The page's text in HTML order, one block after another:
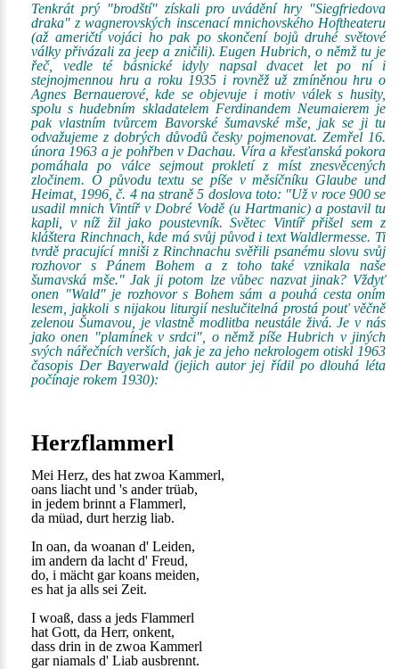
Tenkrát prý "brodští" získali pro uvádění hry "Siegfriedova
draka" z wagnerovských inscenací mnichovského Hoftheateru
(až američtí vojáci ho pak po skončení bojů druhé světové
války přivázali za jeep a zničili). Eugen Hubrich, o němž tu je
řeč, vedle té básnické idyly napsal dvacet let po ní i
stejnojmennou hru a roku 1935 i rovněž už zmíněnou hru o
Agnes Bernauerové, kde se objevuje i motiv válek s husity,
spolu s hudebním skladatelem Ferdinandem Neumaierem je
pak vlastním tvůrcem Bavorské šumavské mše, jak se ji tu
odvažujeme z dobrých důvodů česky pojmenovat. Zemřel 16.
února 1963 a je pohřben v Dachau. Víra a křesťanská pokora
pomáhala po válce sejmout prokletí z míst znesvěcených
zločinem. O původu textu se píše v měsíčníku Glaube und
Heimat, 1996, č. 4 na straně 5 doslova toto: "Už v roce 900 se
usadil mnich Vintíř v Dobré Vodě (u Hartmanic) a postavil tu
kapli, v níž žil jako poustevník. Světec Vintíř přišel sem z
kláštera Rinchnach, kde má svůj původ i text Waldlermesse. Ti
tvrdě pracující mniši z Rinchnachu svěřili psanému slovu svůj
rozhovor s Pánem Bohem a z toho také vznikala naše
šumavská mše." Jak ji potom lze vůbec nazvat jinak? Vždyť
onen "Wald" je rozhovor s Bohem sám a pouhá cesta oním
lesem, jakkoli s nijakou liturgií neslučitelná prostá pouť věčně
zelenou Šumavou, je vlastně modlitba neustále živá. Je v nás
jako onen "plamínek v srdci", o němž píše Hubrich v jiných
svých nářečních verších, jak je za jeho nekrologem otiskl 1963
časopis Der Bayerwald (jejich autor jej řídil po dlouhá léta
počínaje rokem 1930):
Herzflammerl
Mei Herz, des hat zwoa Kammerl,
oans liacht und 's ander trüab,
in jedem brinnt a Flammerl,
da müad, durt herzig liab.
In oan, da woanan d' Leiden,
im andern da lacht d' Freud,
do, i mächt gar koans meiden,
es hat ja alls sei Zeit.
I woaß, dass a jeds Flammerl
hat Gott, da Herr, onkent,
dass drin in de zwoa Kammerl
gar niamals d' Liab ausbrennt.